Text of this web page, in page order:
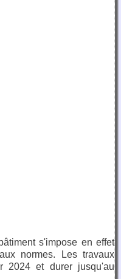
s'impose en effet
normes. Les travaux
2024 et durer jusqu'au